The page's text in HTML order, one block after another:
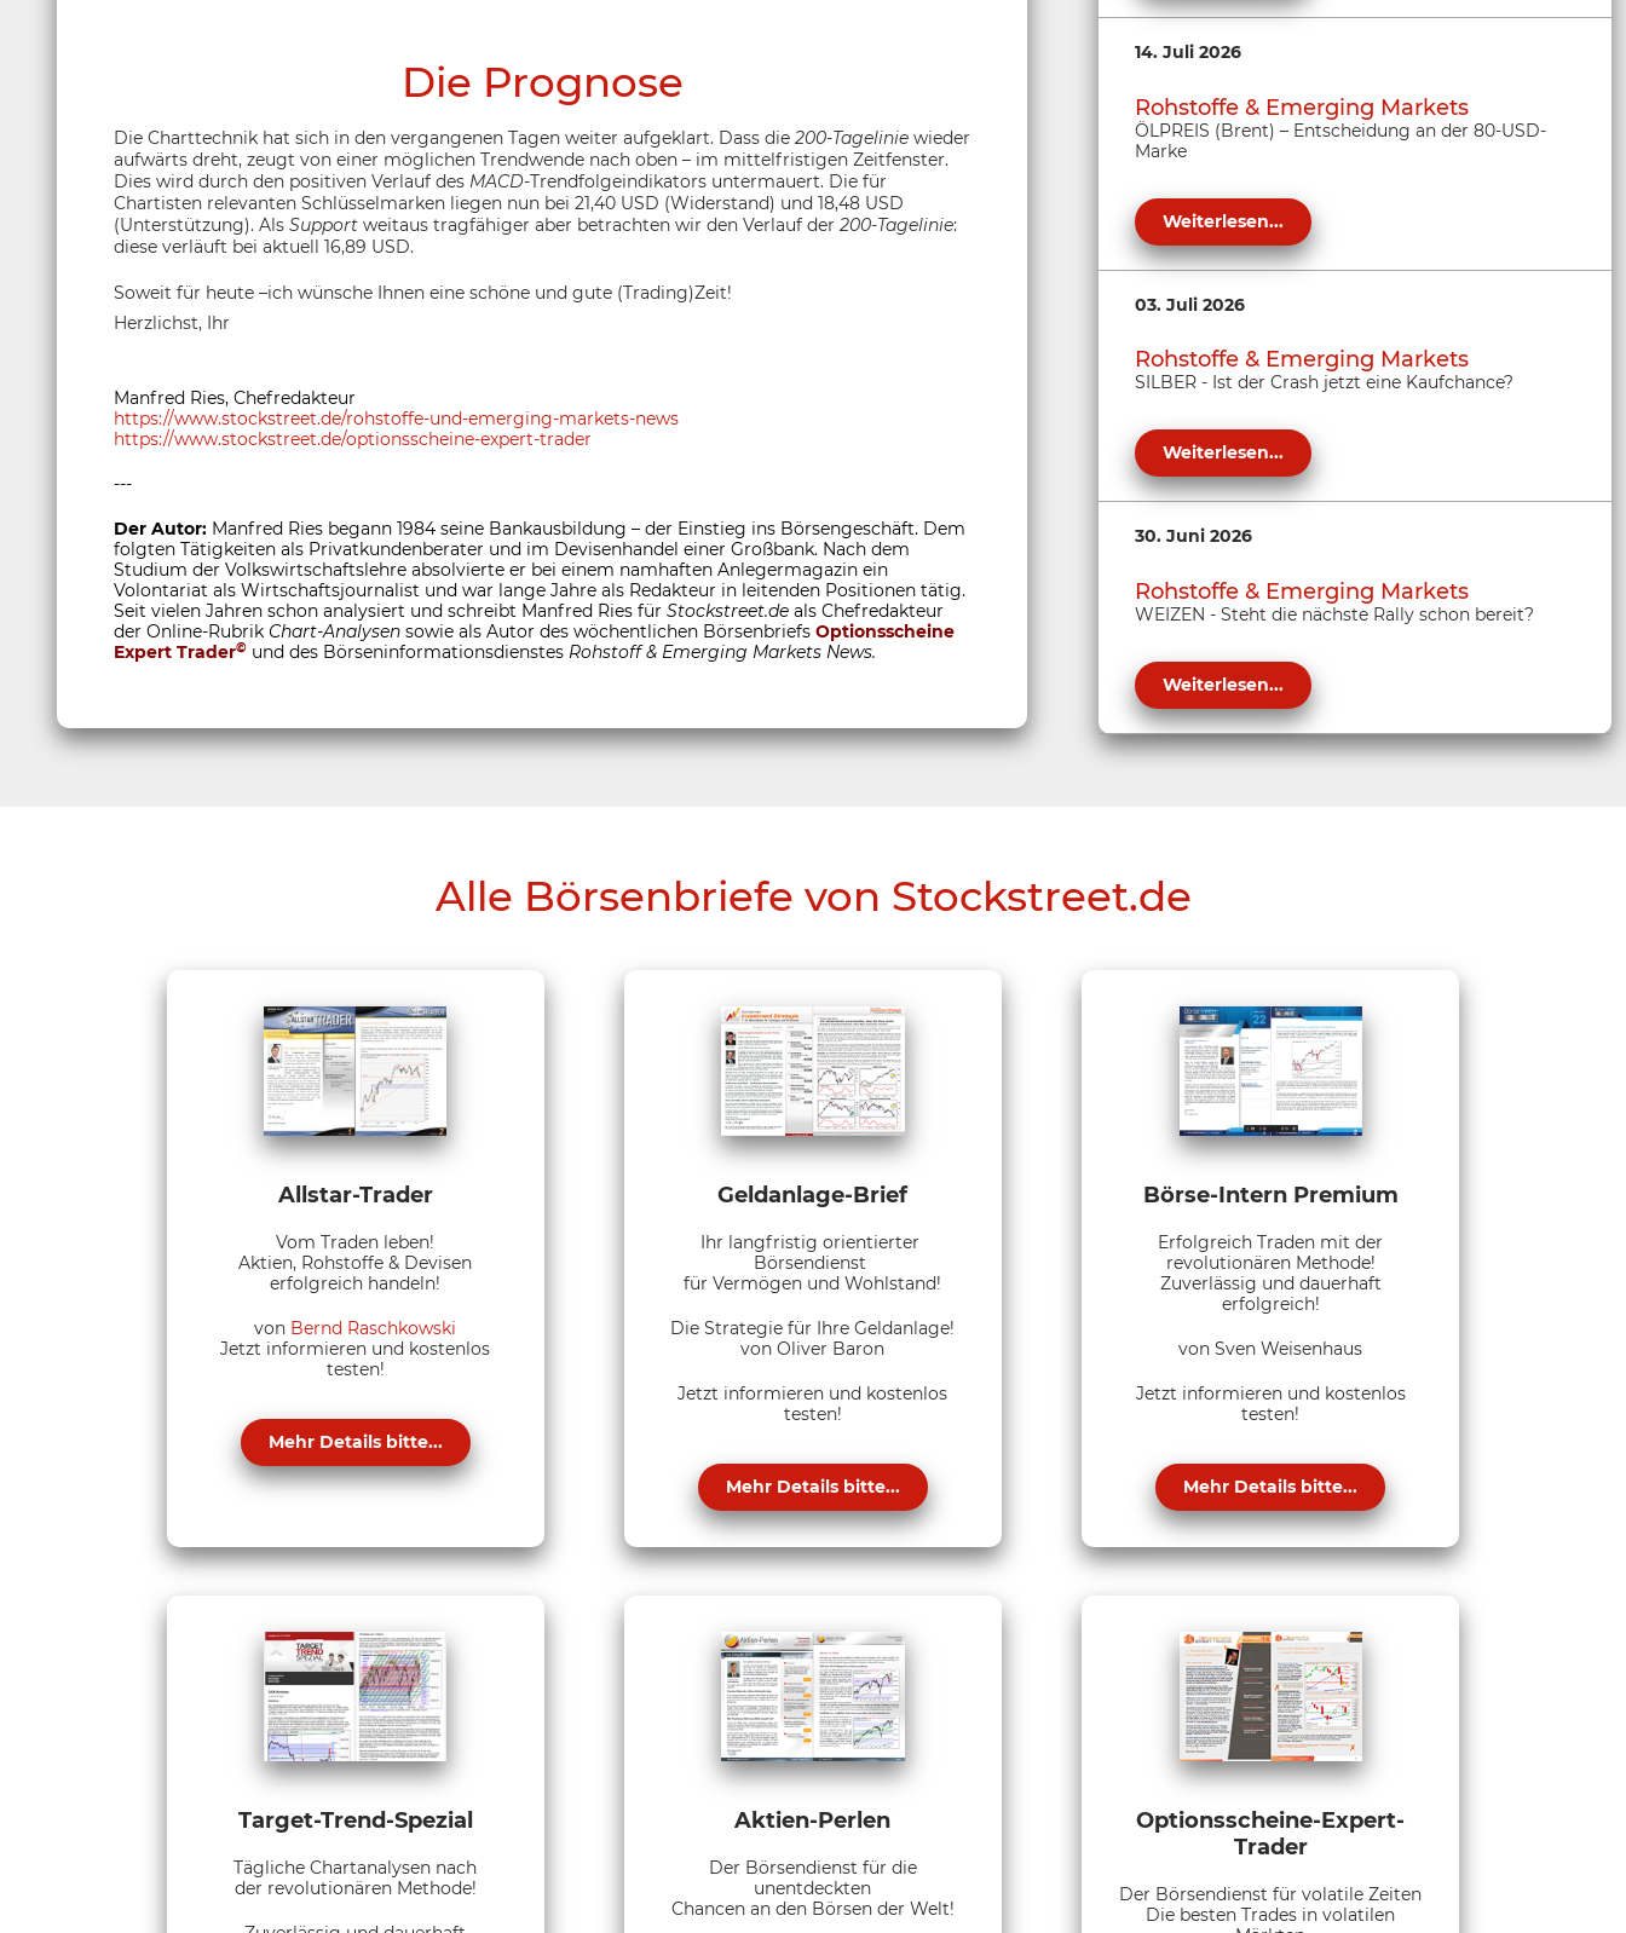
Die Prognose
Die Charttechnik hat sich in den vergangenen Tagen weiter aufgeklart. Dass die 200-Tagelinie wieder
aufwärts dreht, zeugt von einer möglichen Trendwende nach oben – im mittelfristigen Zeitfenster.
Dies wird durch den positiven Verlauf des MACD-Trendfolgeindikators untermauert. Die für
Chartisten relevanten Schlüsselmarken liegen nun bei 21,40 USD (Widerstand) und 18,48 USD
(Unterstützung). Als Support weitaus tragfähiger aber betrachten wir den Verlauf der 200-Tagelinie:
diese verläuft bei aktuell 16,89 USD.
Soweit für heute –ich wünsche Ihnen eine schöne und gute (Trading)Zeit!
Herzlichst, Ihr
Manfred Ries, Chefredakteur
https://www.stockstreet.de/rohstoffe-und-emerging-markets-news
https://www.stockstreet.de/optionsscheine-expert-trader
---
Der Autor: Manfred Ries begann 1984 seine Bankausbildung – der Einstieg ins Börsengeschäft. Dem
folgten Tätigkeiten als Privatkundenberater und im Devisenhandel einer Großbank. Nach dem
Studium der Volkswirtschaftslehre absolvierte er bei einem namhaften Anlegermagazin ein
Volontariat als Wirtschaftsjournalist und war lange Jahre als Redakteur in leitenden Positionen tätig.
Seit vielen Jahren schon analysiert und schreibt Manfred Ries für Stockstreet.de als Chefredakteur
der Online-Rubrik Chart-Analysen sowie als Autor des wöchentlichen Börsenbriefs Optionsscheine
Expert Trader© und des Börseninformationsdienstes Rohstoff & Emerging Markets News.
14. Juli 2026
Rohstoffe & Emerging Markets
ÖLPREIS (Brent) – Entscheidung an der 80-USD-
Marke
Weiterlesen...
03. Juli 2026
Rohstoffe & Emerging Markets
SILBER - Ist der Crash jetzt eine Kaufchance?
Weiterlesen...
30. Juni 2026
Rohstoffe & Emerging Markets
WEIZEN - Steht die nächste Rally schon bereit?
Weiterlesen...
Alle Börsenbriefe von Stockstreet.de
Allstar-Trader
Vom Traden leben!
Aktien, Rohstoffe & Devisen
erfolgreich handeln!
von Bernd Raschkowski
Jetzt informieren und kostenlos
testen!
Mehr Details bitte...
Geldanlage-Brief
Ihr langfristig orientierter
Börsendienst
für Vermögen und Wohlstand!
Die Strategie für Ihre Geldanlage!
von Oliver Baron
Jetzt informieren und kostenlos
testen!
Mehr Details bitte...
Börse-Intern Premium
Erfolgreich Traden mit der
revolutionären Methode!
Zuverlässig und dauerhaft
erfolgreich!
von Sven Weisenhaus
Jetzt informieren und kostenlos
testen!
Mehr Details bitte...
Target-Trend-Spezial
Tägliche Chartanalysen nach
der revolutionären Methode!
Aktien-Perlen
Der Börsendienst für die
unentdeckten
Chancen an den Börsen der Welt!
Optionsscheine-Expert-
Trader
Der Börsendienst für volatile Zeiten
Die besten Trades in volatilen